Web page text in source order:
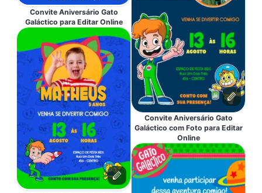
Convite Aniversário Gato
Galáctico para Editar Online
Convite Aniversário Gato
Galáctico com Foto para Editar
Online